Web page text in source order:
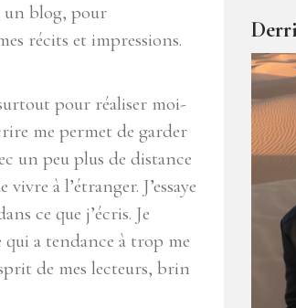
un blog, pour
récits et impressions.
pour réaliser moi-
me permet de garder
un peu plus de distance
à l’étranger. J’essaye
ce que j’écris. Je
qui a tendance à trop me
de mes lecteurs, brin